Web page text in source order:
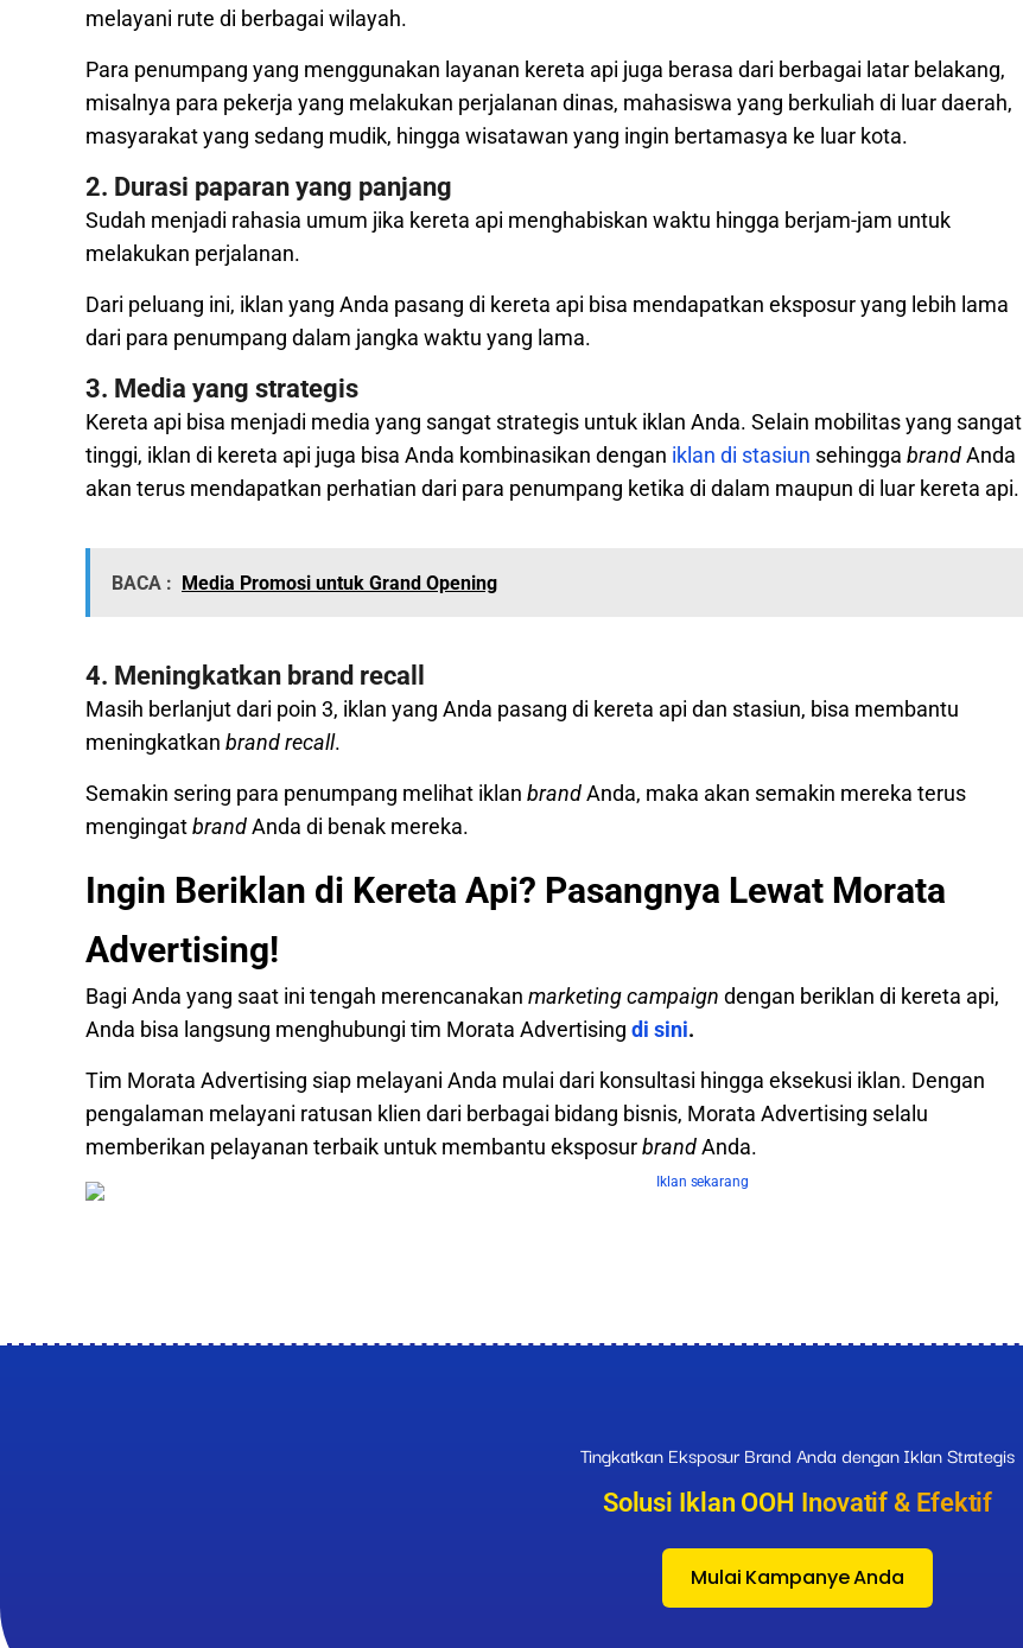
melayani rute di berbagai wilayah.
Para penumpang yang menggunakan layanan kereta api juga berasa dari berbagai latar belakang,
misalnya para pekerja yang melakukan perjalanan dinas, mahasiswa yang berkuliah di luar daerah,
masyarakat yang sedang mudik, hingga wisatawan yang ingin bertamasya ke luar kota.
2. Durasi paparan yang panjang
Sudah menjadi rahasia umum jika kereta api menghabiskan waktu hingga berjam-jam untuk
melakukan perjalanan.
Dari peluang ini, iklan yang Anda pasang di kereta api bisa mendapatkan eksposur yang lebih lama
dari para penumpang dalam jangka waktu yang lama.
3. Media yang strategis
Kereta api bisa menjadi media yang sangat strategis untuk iklan Anda. Selain mobilitas yang sangat
tinggi, iklan di kereta api juga bisa Anda kombinasikan dengan iklan di stasiun sehingga brandAnda
akan terus mendapatkan perhatian dari para penumpang ketika di dalam maupun di luar kereta api.
BACA : Media Promosi untuk Grand Opening
4. Meningkatkan brand recall
Masih berlanjut dari poin 3, iklan yang Anda pasang di kereta api dan stasiun, bisa membantu
meningkatkan brand recall.
Semakin sering para penumpang melihat iklan brandAnda, maka akan semakin mereka terus
mengingatbrandAnda di benak mereka.
Ingin Beriklan di Kereta Api? Pasangnya Lewat Morata
Advertising!
Bagi Anda yang saat ini tengah merencanakan marketing campaign dengan beriklan di kereta api,
Anda bisa langsung menghubungi tim Morata Advertising di sini.
Tim Morata Advertising siap melayani Anda mulai dari konsultasi hingga eksekusi iklan. Dengan
pengalaman melayani ratusan klien dari berbagai bidang bisnis, Morata Advertising selalu
memberikan pelayanan terbaik untuk membantu eksposurbrandAnda.
Tingkatkan Eksposur Brand Anda dengan Iklan Strategis
Solusi Iklan OOH Inovatif & Efektif
Mulai Kampanye Anda